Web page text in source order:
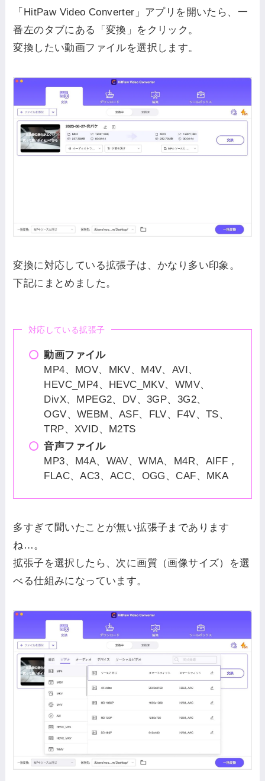
「HitPaw Video Converter」アプリを開いたら、一
番左のタブにある「変換」をクリック。
変換したい動画ファイルを選択します。
変換に対応している拡張子は、かなり多い印象。
下記にまとめました。
対応している拡張子
動画ファイル
MP4、MOV、MKV、M4V、AVI、
HEVC_MP4、HEVC_MKV、WMV、
DivX、MPEG2、DV、3GP、3G2、
OGV、WEBM、ASF、FLV、F4V、TS、
TRP、XVID、M2TS
音声ファイル
MP3、M4A、WAV、WMA、M4R、AIFF，
FLAC、AC3、ACC、OGG、CAF、MKA
多すぎて聞いたことが無い拡張子まであります
ね…。
拡張子を選択したら、次に画質（画像サイズ）を選
べる仕組みになっています。